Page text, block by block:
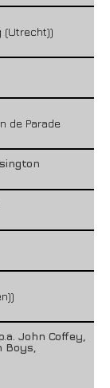
(Utrecht))
de Parade
John Coffey,
Boys,